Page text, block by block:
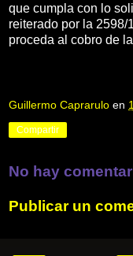
que cumpla con lo
reiterado por la 2598/
proceda al cobro de
Guillermo Caprarulo en
Compartir
No hay
Publicar un